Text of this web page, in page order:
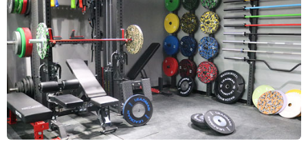
Trend 1: Steigende Nachfrage nach Massen-Fitnessgeräten in
aufstrebenden Märkten
Trend 2: Digitale Großhandelsplattformen treiben globale
Konnektivität voran
Trend 3: Nachhaltigkeit bei Großhandelsgeschäften steigert
globale Anziehungskraft